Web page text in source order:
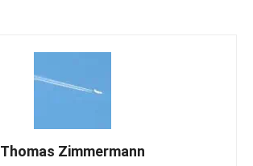
Thomas Zimmermann